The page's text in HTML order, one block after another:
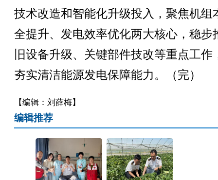
技术改造和智能化升级投入，聚焦机组
全提升、发电效率优化两大核心，稳步
旧设备升级、关键部件技改等重点工作
夯实清洁能源发电保障能力。（完）
【编辑：刘薛梅】
编辑推荐